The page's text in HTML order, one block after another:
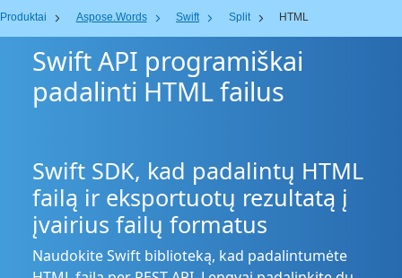
Produktai Aspose.Words Swift Split HTML
Swift API programiškai
padalinti HTML failus
Swift SDK, kad padalintų HTML
failą ir eksportuotų rezultatą į
įvairius failų formatus
Naudokite Swift biblioteką, kad padalintumėte